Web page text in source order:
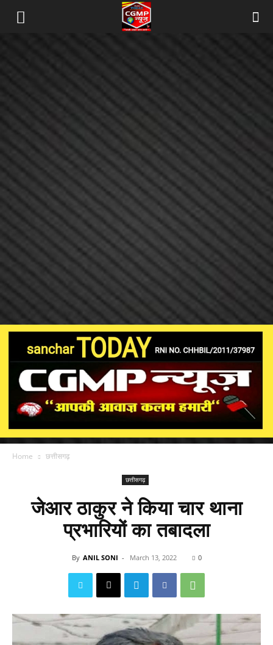
Home छत्तीसगढ़
छत्तीसगढ़
जेआर ठाकुर ने किया चार थाना
प्रभारियों का तबादला
By ANIL SONI - March 13, 2022 0